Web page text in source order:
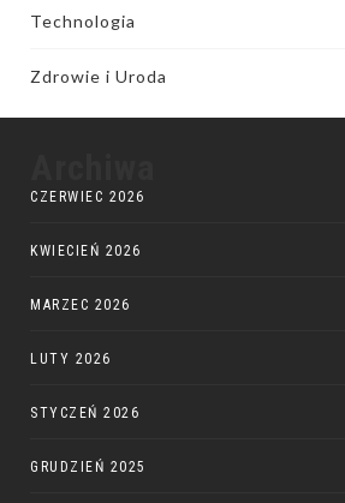
Technologia
Zdrowie i Uroda
CZERWIEC 2026
KWIECIEŃ 2026
MARZEC 2026
LUTY 2026
STYCZEŃ 2026
GRUDZIEŃ 2025